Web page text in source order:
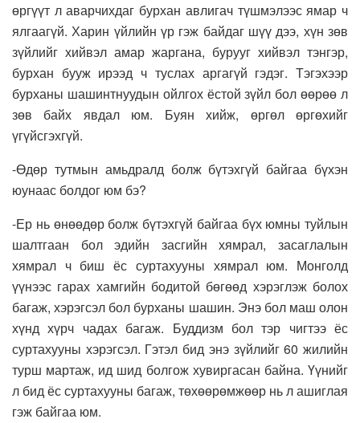
өргүүт л аварчихдаг бурхан авлигач түшмэлээс ямар ч
ялгаагүй. Харин үйлийн үр гэж байдаг шүү дээ, хүн зөв
зүйлийг хийвэл амар жаргана, бурууг хийвэл тэнгэр,
бурхан бууж ирээд ч туслах аргагүй гэдэг. Тэгэхээр
бурханы шашинтнуудын ойлгох ёстой зүйл бол өөрөө л
зөв байх явдал юм. Буян хийж, өргөл өргөхийг
үгүйсгэхгүй.
-Өдөр тутмын амьдралд болж бүтэхгүй байгаа бүхэн
юунаас болдог юм бэ?
-Ер нь өнөөдөр болж бүтэхгүй байгаа бүх юмны туйлын
шалтгаан бол эдийн засгийн хямрал, засаглалын
хямрал ч биш ёс суртахууны хямрал юм. Монголд
үүнээс гарах хамгийн бодитой бөгөөд хэрэглэж болох
багаж, хэрэгсэл бол бурханы шашин. Энэ бол маш олон
хүнд хүрч чадах багаж. Буддизм бол тэр чигтээ ёс
суртахууны хэрэгсэл. Гэтэл бид энэ зүйлийг 60 жилийн
турш мартаж, ид шид болгож хувиргасан байна. Үүнийг
л бид ёс суртахууны багаж, төхөөрөмжөөр нь л ашиглая
гэж байгаа юм.